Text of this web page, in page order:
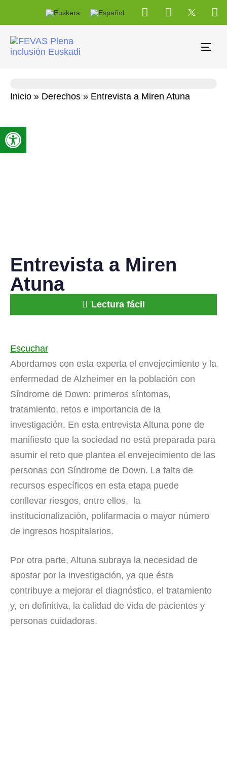
Inicio » Derechos » Entrevista a Miren Atuna
Entrevista a Miren
Atuna
Lectura fácil
Escuchar
Abordamos con esta experta el envejecimiento y la
enfermedad de Alzheimer en la población con
Síndrome de Down: primeros síntomas,
tratamiento, retos e importancia de la
investigación. En esta entrevista Altuna pone de
manifiesto que la sociedad no está preparada para
asumir el reto que plantea el envejecimiento de las
personas con Síndrome de Down. La falta de
recursos específicos en esta etapa puede
conllevar riesgos, entre ellos, la
institucionalización, polifarmacia o mayor número
de ingresos hospitalarios.
Por otra parte, Altuna subraya la necesidad de
apostar por la investigación, ya que ésta
contribuye a mejorar el diagnóstico, el tratamiento
y, en definitiva, la calidad de vida de pacientes y
personas cuidadoras.
Abrir barra de herramientas